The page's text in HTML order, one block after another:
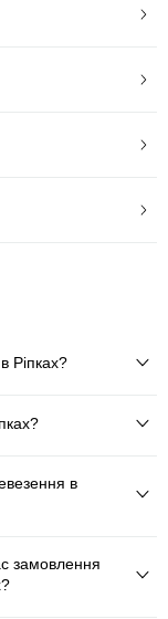
Ріпках?
в
замовлення